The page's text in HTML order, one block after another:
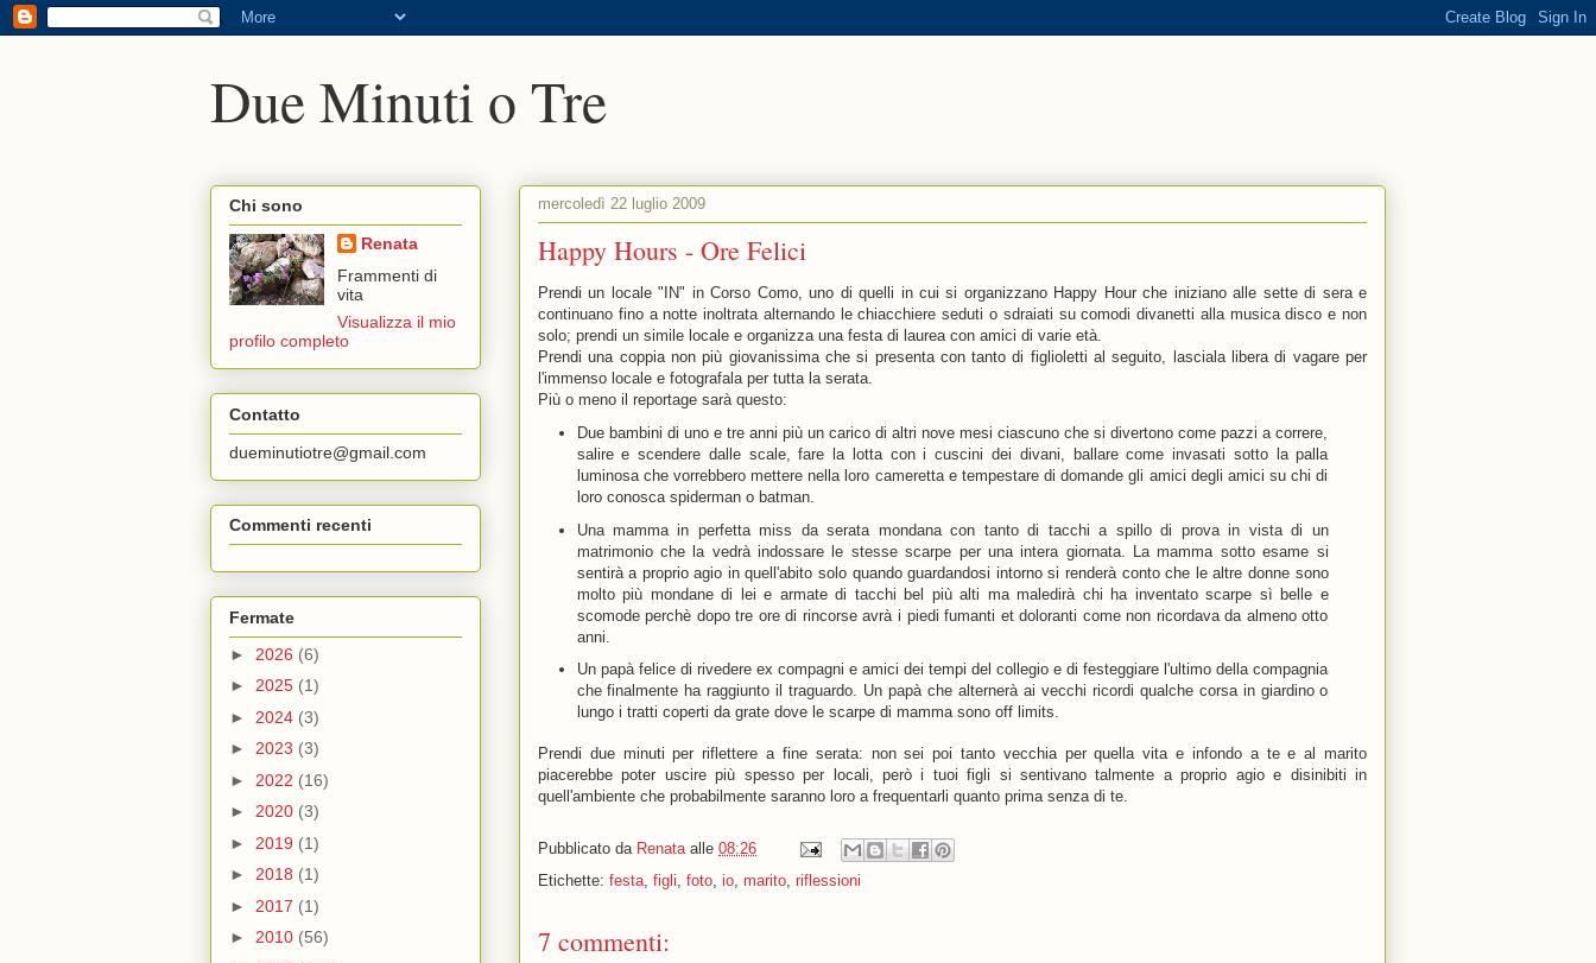
Due Minuti o Tre
mercoledì 22 luglio 2009
Happy Hours - Ore Felici
Prendi un locale "IN" in Corso Como, uno di quelli in cui si organizzano Happy Hour che iniziano alle sette di sera e
continuano fino a notte inoltrata alternando le chiacchiere seduti o sdraiati su comodi divanetti alla musica disco e non
solo; prendi un simile locale e organizza una festa di laurea con amici di varie età.
Prendi una coppia non più giovanissima che si presenta con tanto di figlioletti al seguito, lasciala libera di vagare per
l'immenso locale e fotografala per tutta la serata.
Più o meno il reportage sarà questo:
Due bambini di uno e tre anni più un carico di altri nove mesi ciascuno che si divertono come pazzi a correre,
salire e scendere dalle scale, fare la lotta con i cuscini dei divani, ballare come invasati sotto la palla
luminosa che vorrebbero mettere nella loro cameretta e tempestare di domande gli amici degli amici su chi di
loro conosca spiderman o batman.
Una mamma in perfetta miss da serata mondana con tanto di tacchi a spillo di prova in vista di un
matrimonio che la vedrà indossare le stesse scarpe per una intera giornata. La mamma sotto esame si
sentirà a proprio agio in quell'abito solo quando guardandosi intorno si renderà conto che le altre donne sono
molto più mondane di lei e armate di tacchi bel più alti ma maledirà chi ha inventato scarpe sì belle e
scomode perchè dopo tre ore di rincorse avrà i piedi fumanti et doloranti come non ricordava da almeno otto
anni.
Un papà felice di rivedere ex compagni e amici dei tempi del collegio e di festeggiare l'ultimo della compagnia
che finalmente ha raggiunto il traguardo. Un papà che alternerà ai vecchi ricordi qualche corsa in giardino o
lungo i tratti coperti da grate dove le scarpe di mamma sono off limits.
Prendi due minuti per riflettere a fine serata: non sei poi tanto vecchia per quella vita e infondo a te e al marito
piacerebbe poter uscire più spesso per locali, però i tuoi figli si sentivano talmente a proprio agio e disinibiti in
quell'ambiente che probabilmente saranno loro a frequentarli quanto prima senza di te.
Pubblicato da Renata alle 08:26
Etichette: festa figli foto io marito riflessioni
7 commenti:
Chi sono
Renata
Frammenti di
vita
Visualizza il mio
profilo completo
Contatto
dueminutiotre@gmail.com
Commenti recenti
Fermate
► 2026 (6)
► 2025 (1)
► 2024 (3)
► 2023 (3)
► 2022 (16)
► 2020 (3)
► 2019 (1)
► 2018 (1)
► 2017 (1)
► 2010 (56)